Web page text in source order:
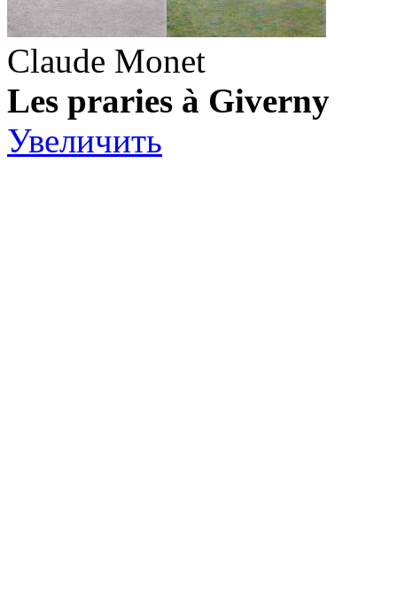
Claude Monet
Les praries à Giverny
Увеличить